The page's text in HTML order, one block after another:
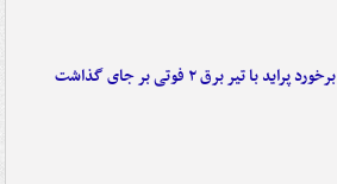
برخورد پراید با تیر برق ۲ فوتی بر جای گذاشت